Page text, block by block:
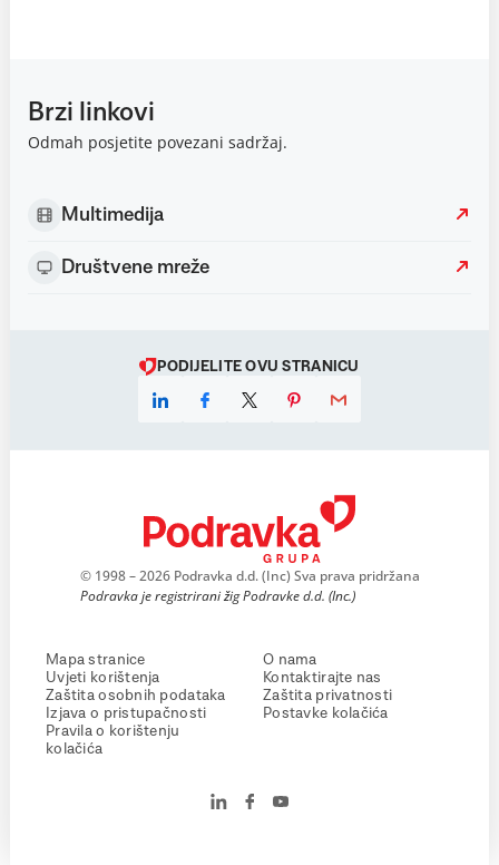
Brzi linkovi
Odmah posjetite povezani sadržaj.
Multimedija
Društvene mreže
PODIJELITE OVU STRANICU
© 1998 – 2026 Podravka d.d. (Inc) Sva prava pridržana
Podravka je registrirani žig Podravke d.d. (Inc.)
Mapa stranice
Uvjeti korištenja
Zaštita osobnih podataka
Izjava o pristupačnosti
Pravila o korištenju
kolačića
O nama
Kontaktirajte nas
Zaštita privatnosti
Postavke kolačića